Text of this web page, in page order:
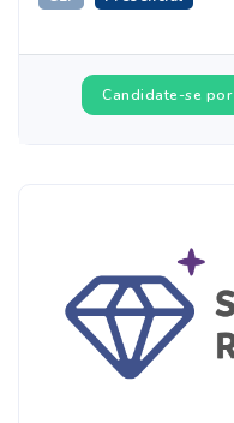
Candidate-se por